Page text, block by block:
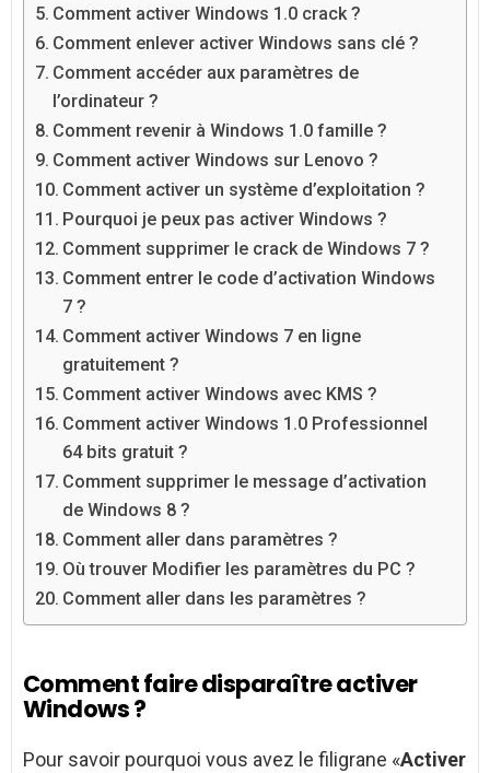
Comment activer Windows 1.0 crack ?
Comment enlever activer Windows sans clé ?
Comment accéder aux paramètres de
l’ordinateur ?
Comment revenir à Windows 1.0 famille ?
Comment activer Windows sur Lenovo ?
Comment activer un système d’exploitation ?
Pourquoi je peux pas activer Windows ?
Comment supprimer le crack de Windows 7 ?
Comment entrer le code d’activation Windows
7 ?
Comment activer Windows 7 en ligne
gratuitement ?
Comment activer Windows avec KMS ?
Comment activer Windows 1.0 Professionnel
64 bits gratuit ?
Comment supprimer le message d’activation
de Windows 8 ?
Comment aller dans paramètres ?
Où trouver Modifier les paramètres du PC ?
Comment aller dans les paramètres ?
Comment faire disparaître activer
Windows ?
Pour savoir pourquoi vous avez le filigrane «Activer